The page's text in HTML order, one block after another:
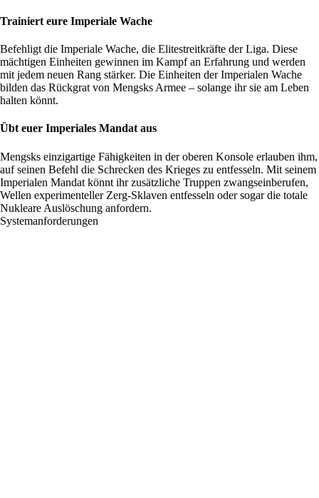
Trainiert eure Imperiale Wache
Befehligt die Imperiale Wache, die Elitestreitkräfte der Liga. Diese
mächtigen Einheiten gewinnen im Kampf an Erfahrung und werden
mit jedem neuen Rang stärker. Die Einheiten der Imperialen Wache
bilden das Rückgrat von Mengsks Armee – solange ihr sie am Leben
halten könnt.
Übt euer Imperiales Mandat aus
Mengsks einzigartige Fähigkeiten in der oberen Konsole erlauben ihm,
auf seinen Befehl die Schrecken des Krieges zu entfesseln. Mit seinem
Imperialen Mandat könnt ihr zusätzliche Truppen zwangseinberufen,
Wellen experimenteller Zerg-Sklaven entfesseln oder sogar die totale
Nukleare Auslöschung anfordern.
Systemanforderungen